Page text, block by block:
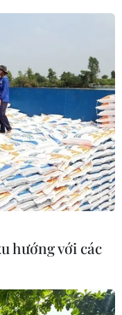
kiều bào
Tết
2024 dành cho
phố Hồ Chí Minh từ
Chạp năm
phú.
hướng với các